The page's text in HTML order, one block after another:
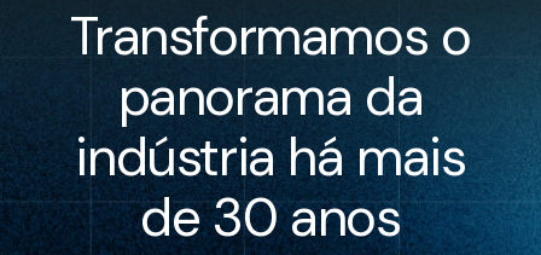
Transformamos o
panorama da
indústria há mais
de 30 anos